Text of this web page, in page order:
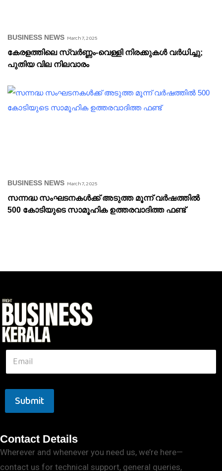
BUSINESS NEWS March 7, 2025
കേരളത്തിലെ സ്വർണ്ണം-വെള്ളി നിരക്കുകൾ വർധിച്ചു;
പുതിയ വില നിലവാരം
BUSINESS NEWS March 7, 2025
സന്നദ്ധ സംഘടനകൾക്ക് അടുത്ത മൂന്ന് വർഷത്തിൽ
500 കോടിയുടെ സാമൂഹിക ഉത്തരവാദിത്ത ഫണ്ട്
Submit
Contact Details
Wherever and whenever you need us, we’re here—
contact us for technical support, general queries,